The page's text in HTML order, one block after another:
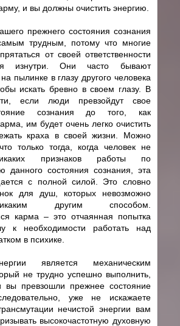
и вы должны очистить энергию.
прежнего состояния сознания
трудным, потому что многие
от своей ответственности
изнутри. Они часто бывают
пылинке в глазу другого человека
искать бревно в своем глазу. В
если люди превзойдут свое
сознания до того, как
им будет очень легко очистить
краха в своей жизни. Можно
только тогда, когда человек не
признаков работы по
данного состояния сознания, эта
с полной силой. Это словно
для душ, которых невозможно
другим способом.
карма – это отчаянная попытка
к необходимости работать над
в психике.
является механическим
не трудно успешно выполнить,
вы превзошли прежнее состояние
уже не искажаете
нечистой энергии вам
высокочастотную духовную